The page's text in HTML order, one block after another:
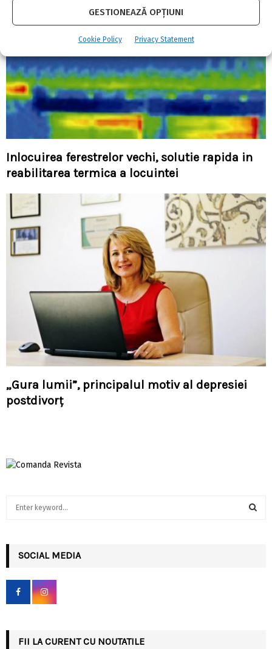
GESTIONEAZĂ OPȚIUNI
Cookie Policy Privacy Statement
Inlocuirea ferestrelor vechi, solutie rapida in
reabilitarea termica a locuintei
„Gura lumii”, principalul motiv al depresiei
postdivorţ
h
f
r
SOCIAL MEDIA
FII LA CURENT CU NOUTATILE